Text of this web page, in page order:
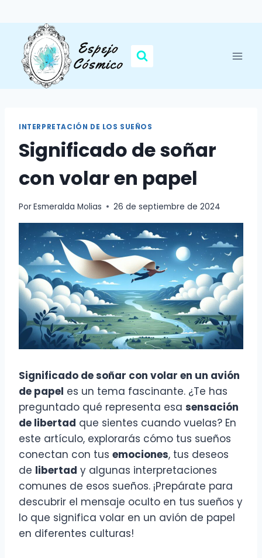
contenido
INTERPRETACIÓN DE LOS SUEÑOS
Significado de soñar
con volar en papel
PorEsmeralda Molias 26 de septiembre de 2024
Significado de soñar con volar en un avión
de papel es un tema fascinante. ¿Te has
preguntado qué representa esa sensación
de libertad que sientes cuando vuelas? En
este artículo, explorarás cómo tus sueños
conectan con tus emociones, tus deseos
de libertad y algunas interpretaciones
comunes de esos sueños. ¡Prepárate para
descubrir el mensaje oculto en tus sueños y
lo que significa volar en un avión de papel
en diferentes culturas!